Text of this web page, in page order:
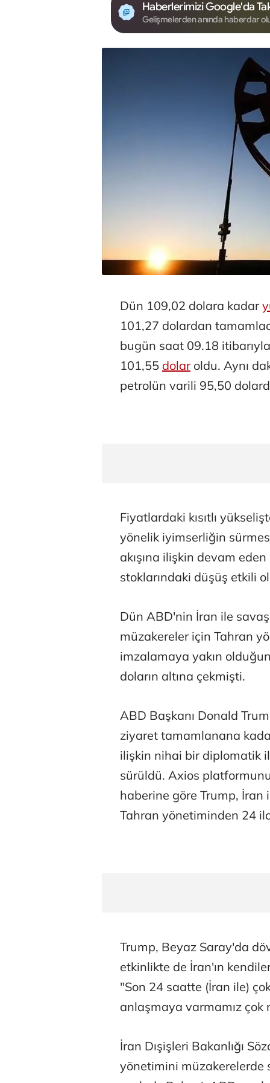
Haberlerimizi Google'da
Gelişmelerden anında haberdar
Dün 109,02 dolara kadar
101,27 dolardan
bugün saat 09.18
101,55 dolaroldu. Aynı
petrolün varili 95,50
Fiyatlardaki kısıtlı
yönelik iyimserliğin
akışına ilişkin devam
stoklarındaki düşüş etkili
Dün ABD'nin İran ile
müzakereler için Tahran
imzalamaya yakın
doların altına çekmişti.
ABD Başkanı Donald
ziyaret tamamlanana
ilişkin nihai bir diplomatik
sürüldü. Axios
haberine göre Trump, İran
Tahran yönetiminden 24
Trump, Beyaz Saray'da
etkinlikte de İran'ın
"Son 24 saatte (İran ile)
anlaşmaya varmamız
İran Dışişleri Bakanlığı
yönetimini